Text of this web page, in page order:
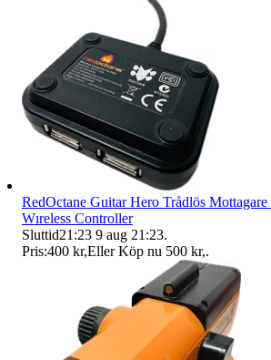
RedOctane Guitar Hero Trådlös
Wıreless Controller
Sluttid21:23 9 aug 21:23.
Pris:400 kr,Eller Köp nu 500 kr,.